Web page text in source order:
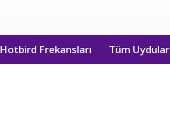
Hotbird Frekansları Tüm Uydular